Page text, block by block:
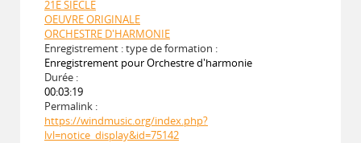
21E SIECLE
OEUVRE ORIGINALE
ORCHESTRE D'HARMONIE
Enregistrement : type de formation :
Enregistrement pour Orchestre d'harmonie
Durée :
00:03:19
Permalink :
https://windmusic.org/index.php?
lvl=notice_display&id=75142